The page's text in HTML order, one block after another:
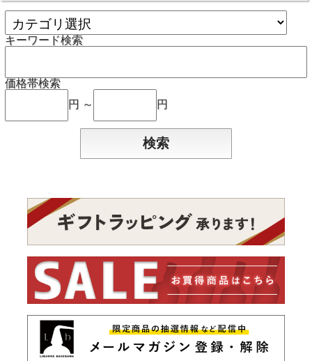
キーワード検索
価格帯検索
円 ～
円